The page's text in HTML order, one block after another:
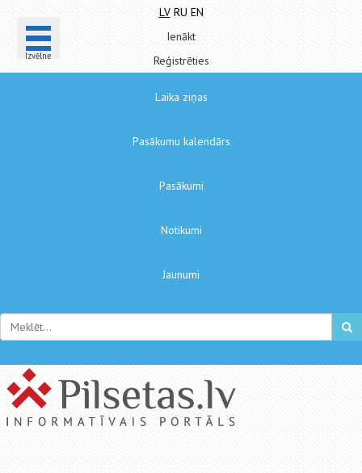
Izvēlne
LV RU EN
Ienākt
Reģistrēties
Laika ziņas
Pasākumu kalendārs
Pasākumi
Notikumi
Jaunumi